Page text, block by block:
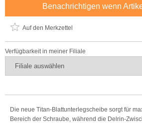
Benachrichtigen wenn
Auf den Merkzettel
Verfügbarkeit in meiner Filiale
Die neue Titan-Blattunterlegscheibe sorgt für
Bereich der Schraube, während die Delrin-